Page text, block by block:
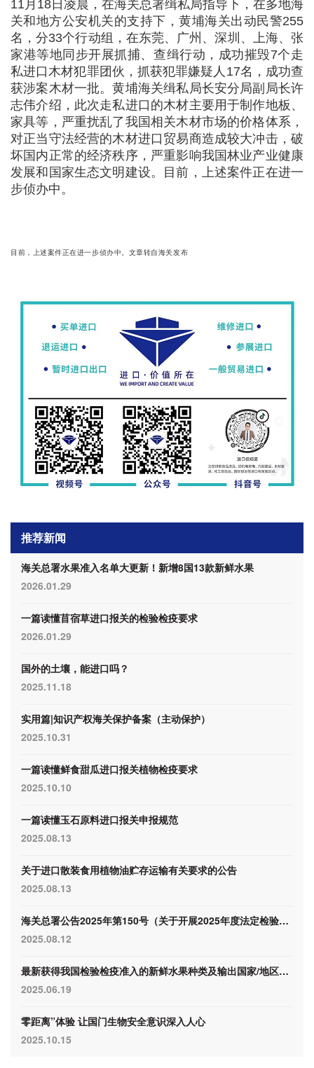
11月18日凌晨，在海关总署缉私局指导下，在多地海
关和地方公安机关的支持下，黄埔海关出动民警255
名，分33个行动组，在东莞、广州、深圳、上海、张
家港等地同步开展抓捕、查缉行动，成功摧毁7个走
私进口木材犯罪团伙，抓获犯罪嫌疑人17名，成功查
获涉案木材一批。黄埔海关缉私局长安分局副局长许
志伟介绍，此次走私进口的木材主要用于制作地板、
家具等，严重扰乱了我国相关木材市场的价格体系，
对正当守法经营的木材进口贸易商造成较大冲击，破
坏国内正常的经济秩序，严重影响我国林业产业健康
发展和国家生态文明建设。目前，上述案件正在进一
步侦办中。
目前，上述案件正在进一步侦办中。文章转自海关发布
推荐新闻
海关总署水果准入名单大更新！新增8国13款新鲜水果
2026.01.29
一篇读懂苜宿草进口报关的检验检疫要求
2026.01.29
国外的土壤，能进口吗？
2025.11.18
实用篇|知识产权海关保护备案（主动保护）
2025.10.31
一篇读懂鲜食甜瓜进口报关植物检疫要求
2025.10.10
一篇读懂玉石原料进口报关申报规范
2025.08.13
关于进口散装食用植物油贮存运输有关要求的公告
2025.08.13
海关总署公告2025年第150号（关于开展2025年度法定检验以外进出口商品抽查检验工作的公告）
2025.08.12
最新获得我国检验检疫准入的新鲜水果种类及输出国家/地区名录（4月30日）
2025.06.19
零距离”体验 让国门生物安全意识深入人心
2025.10.15